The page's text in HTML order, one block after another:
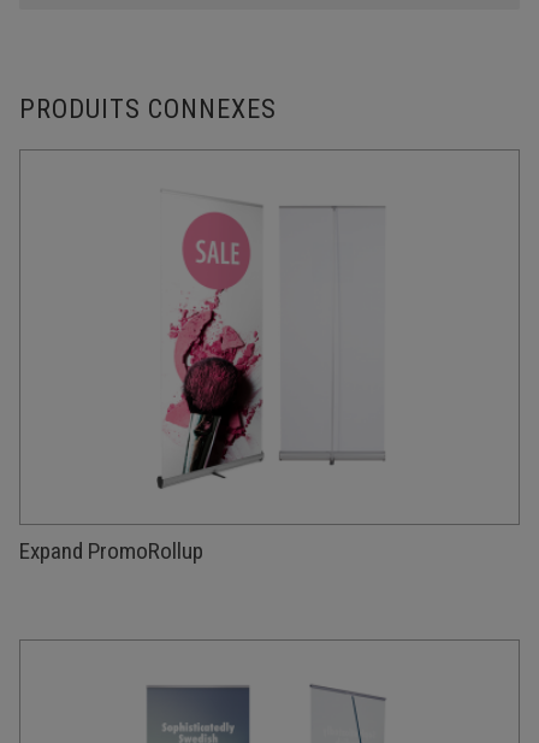
PRODUITS CONNEXES
Expand PromoRollup